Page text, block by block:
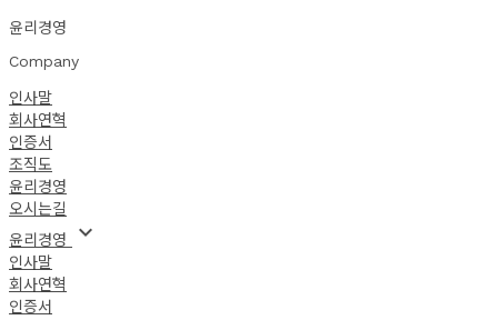
윤리경영
Company
인사말
회사연혁
인증서
조직도
윤리경영
오시는길
윤리경영
keyboard_arrow_down
인사말
회사연혁
인증서